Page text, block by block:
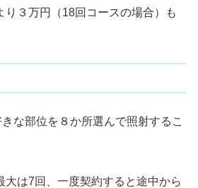
り３万円（18回コースの場合）も
な部位を８か所選んで照射するこ
大は7回、一度契約すると途中から